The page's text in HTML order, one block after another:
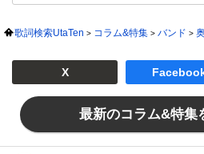
歌詞検索UtaTen コラム&特集 バンド
X
最新のコラム&特集